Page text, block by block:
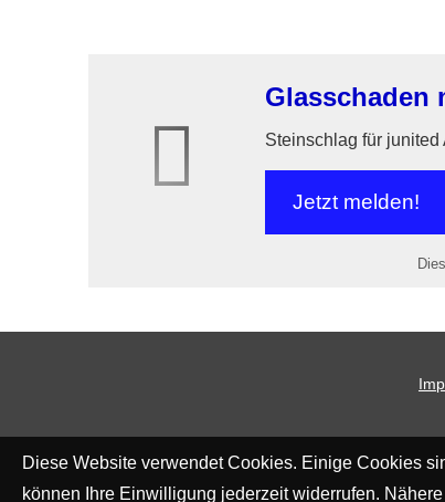
Glasschaden
Steinschlag für junited
Jetzt melden!
Diese Website verwendet Cookies. Einige Cookies
können Ihre Einwilligung jederzeit widerrufen.